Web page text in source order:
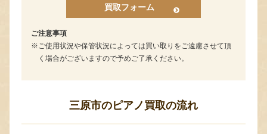
買取フォーム
ご注意事項
ご使用状況や保管状況によっては買い取りをご遠慮させて頂
く場合がございますので予めご了承ください。
三原市のピアノ買取の流れ